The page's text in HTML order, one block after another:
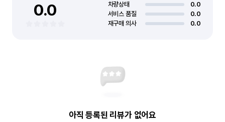
0.0 차량상태
0.0
서비스 품질
0.0
재구매 의사
0.0
아직 등록된 리뷰가 없어요